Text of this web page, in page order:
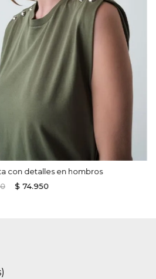
con detalles en hombros
$ 74.950